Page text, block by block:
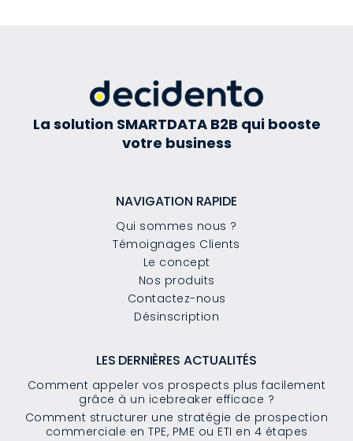
La solution SMARTDATA B2B qui booste
votre business
NAVIGATION RAPIDE
Qui sommes nous ?
Témoignages Clients
Le concept
Nos produits
Contactez-nous
Désinscription
LES DERNIÈRES ACTUALITÉS
Comment appeler vos prospects plus facilement
grâce à un icebreaker efficace ?
Comment structurer une stratégie de prospection
commerciale en TPE, PME ou ETI en 4 étapes